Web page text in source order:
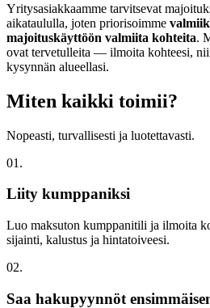
Yritysasiakkaamme tarvitsevat
aikataululla, joten priorisoimme
majoituskäyttöön valmiita kohteita.
ovat tervetulleita — ilmoita kohteesi,
kysynnän alueellasi.
Miten kaikki toimii?
Nopeasti, turvallisesti ja luotettavasti.
01.
Liity kumppaniksi
Luo maksuton kumppanitili ja ilmoita
sijainti, kalustus ja hintatoiveesi.
02.
Saa hakupyynnöt